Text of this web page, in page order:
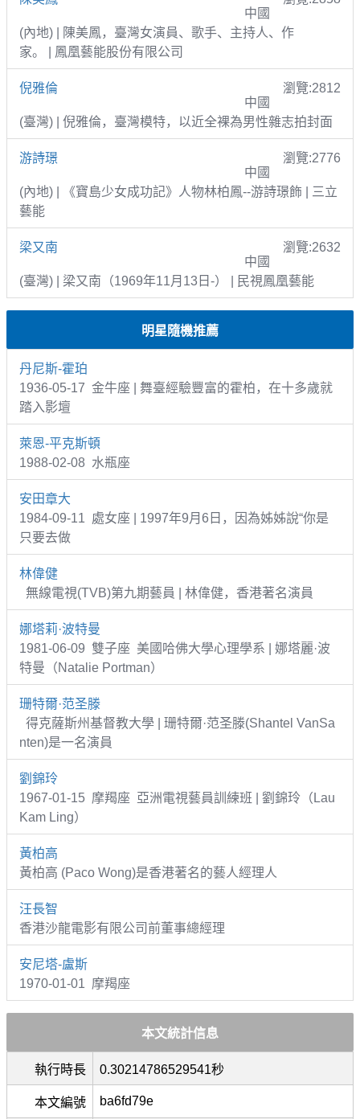
中國
(內地) | 陳美鳳，臺灣女演員、歌手、主持人、作
家。 | 鳳凰藝能股份有限公司
倪雅倫
瀏覽:2812
中國
(臺灣) | 倪雅倫，臺灣模特，以近全裸為男性雜志拍封面
游詩璟
瀏覽:2776
中國
(內地) | 《寶島少女成功記》人物林柏鳳--游詩璟飾 | 三立
藝能
梁又南
瀏覽:2632
中國
(臺灣) | 梁又南（1969年11月13日-） | 民視鳳凰藝能
明星隨機推薦
丹尼斯-霍珀
1936-05-17 金牛座 | 舞臺經驗豐富的霍柏，在十多歲就
踏入影壇
萊恩-平克斯頓
1988-02-08 水瓶座
安田章大
1984-09-11 處女座 | 1997年9月6日，因為姊姊說“你是
只要去做
林偉健
無線電視(TVB)第九期藝員 | 林偉健，香港著名演員
娜塔莉·波特曼
1981-06-09 雙子座 美國哈佛大學心理學系 | 娜塔麗·波
特曼（Natalie Portman）
珊特爾·范圣滕
得克薩斯州基督教大學 | 珊特爾·范圣滕(Shantel VanSa
nten)是一名演員
劉錦玲
1967-01-15 摩羯座 亞洲電視藝員訓練班 | 劉錦玲（Lau
Kam Ling）
黃柏高
黃柏高 (Paco Wong)是香港著名的藝人經理人
汪長智
香港沙龍電影有限公司前董事總經理
安尼塔-盧斯
1970-01-01 摩羯座
本文統計信息
執行時長 0.30214786529541秒
本文編號 ba6fd79e